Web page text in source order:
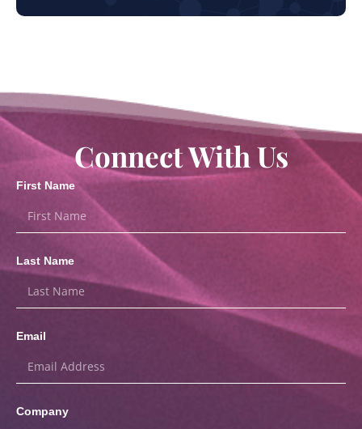
Connect With Us
First Name
Last Name
Email
Company